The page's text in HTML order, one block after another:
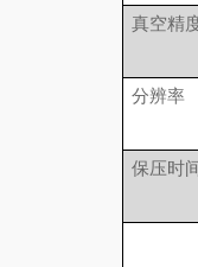
真空精
分辨率
保压时